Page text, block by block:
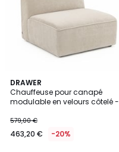
DRAWER
Chauffeuse pour canapé
modulable en velours côtelé -
579,00 €
463,20 € -20%